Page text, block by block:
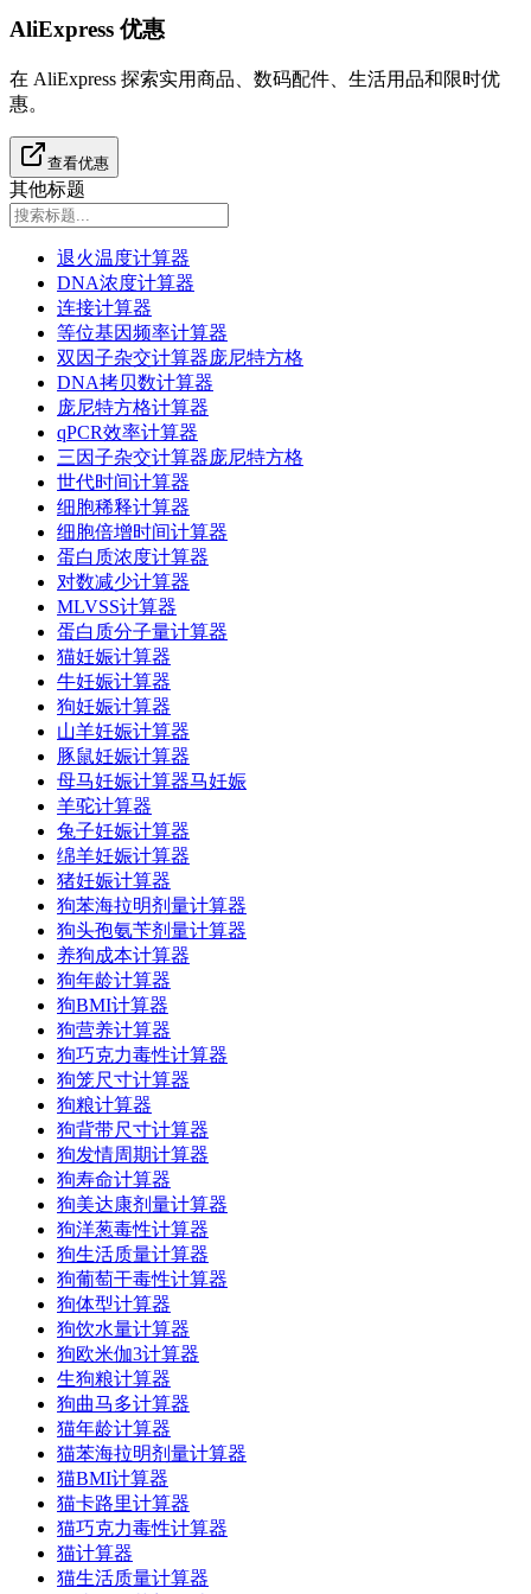
AliExpress 优惠
在 AliExpress 探索实用商品、数码配件、生活用品和限时优
惠。
查看优惠
其他标题
退火温度计算器
DNA浓度计算器
连接计算器
等位基因频率计算器
双因子杂交计算器庞尼特方格
DNA拷贝数计算器
庞尼特方格计算器
qPCR效率计算器
三因子杂交计算器庞尼特方格
世代时间计算器
细胞稀释计算器
细胞倍增时间计算器
蛋白质浓度计算器
对数减少计算器
MLVSS计算器
蛋白质分子量计算器
猫妊娠计算器
牛妊娠计算器
狗妊娠计算器
山羊妊娠计算器
豚鼠妊娠计算器
母马妊娠计算器马妊娠
羊驼计算器
兔子妊娠计算器
绵羊妊娠计算器
猪妊娠计算器
狗苯海拉明剂量计算器
狗头孢氨苄剂量计算器
养狗成本计算器
狗年龄计算器
狗BMI计算器
狗营养计算器
狗巧克力毒性计算器
狗笼尺寸计算器
狗粮计算器
狗背带尺寸计算器
狗发情周期计算器
狗寿命计算器
狗美达康剂量计算器
狗洋葱毒性计算器
狗生活质量计算器
狗葡萄干毒性计算器
狗体型计算器
狗饮水量计算器
狗欧米伽3计算器
生狗粮计算器
狗曲马多计算器
猫年龄计算器
猫苯海拉明剂量计算器
猫BMI计算器
猫卡路里计算器
猫巧克力毒性计算器
猫计算器
猫生活质量计算器